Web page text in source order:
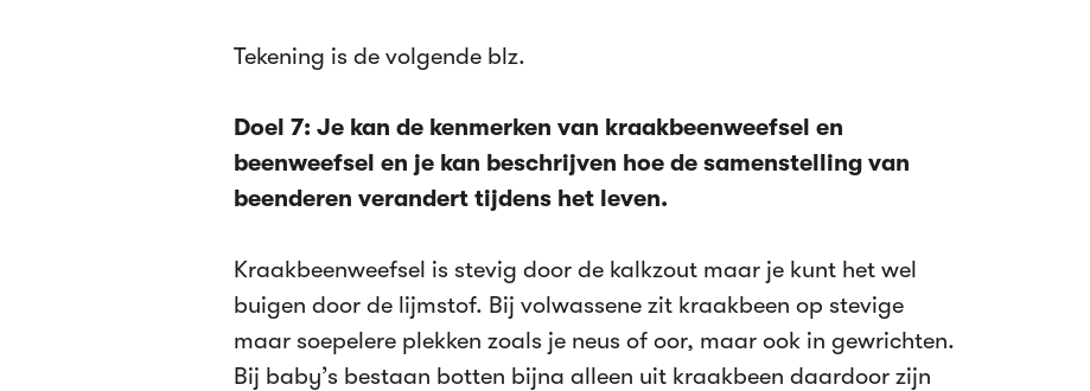
Tekening is de volgende blz.
Doel 7: Je kan de kenmerken van kraakbeenweefsel en
beenweefsel en je kan beschrijven hoe de samenstelling van
beenderen verandert tijdens het leven.
Kraakbeenweefsel is stevig door de kalkzout maar je kunt het wel
buigen door de lijmstof. Bij volwassene zit kraakbeen op stevige
maar soepelere plekken zoals je neus of oor, maar ook in gewrichten.
Bij baby’s bestaan botten bijna alleen uit kraakbeen daardoor zijn